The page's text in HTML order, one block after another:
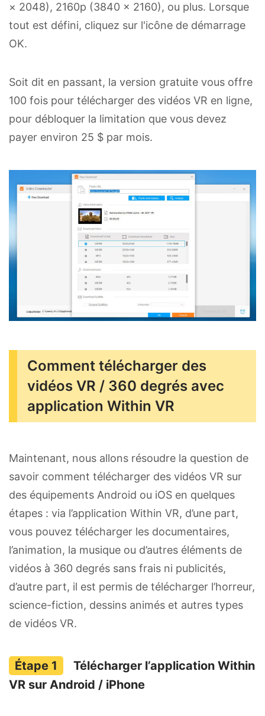
× 2048), 2160p (3840 x 2160), ou plus. Lorsque
tout est défini, cliquez sur l'icône de démarrage
OK.
Soit dit en passant, la version gratuite vous offre
100 fois pour télécharger des vidéos VR en ligne,
pour débloquer la limitation que vous devez
payer environ 25 $ par mois.
Comment télécharger des
vidéos VR / 360 degrés avec
application Within VR
Maintenant, nous allons résoudre la question de
savoir comment télécharger des vidéos VR sur
des équipements Android ou iOS en quelques
étapes : via l’application Within VR, d’une part,
vous pouvez télécharger les documentaires,
l’animation, la musique ou d’autres éléments de
vidéos à 360 degrés sans frais ni publicités,
d’autre part, il est permis de télécharger l’horreur,
science-fiction, dessins animés et autres types
de vidéos VR.
Télécharger l’application Within
VR sur Android / iPhone